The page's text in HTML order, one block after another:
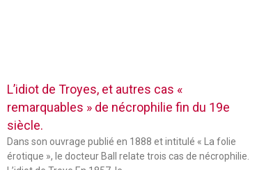
L’idiot de Troyes, et autres cas «
remarquables » de nécrophilie fin du 19e
siècle.
Dans son ouvrage publié en 1888 et intitulé « La folie
érotique », le docteur Ball relate trois cas de nécrophilie.